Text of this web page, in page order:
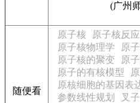
(广州
随便看
原子核 原子核反应
原子核物理学
原
原子核的聚变
原
原子的有核模型
原核细胞的基因表
参数线性规划
叉子